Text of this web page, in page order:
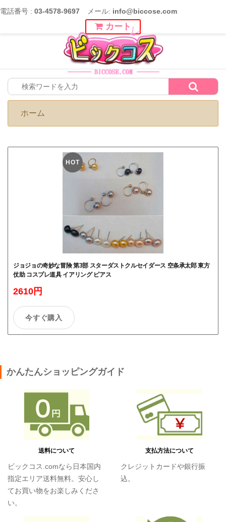
電話番号 : 03-4578-9697 メール: info@biccose.com
カート
ホーム
HOT
ジョジョの奇妙な冒険 第3部 スターダストクルセイダース 空条承太郎 東方
仗助 コスプレ道具 イアリング ピアス
2610円
今すぐ購入
かんたんショッピングガイド
送料について
ビックコス.comなら日本国内
指定エリア送料無料。安心し
てお買い物をお楽しみくださ
い。
支払方法について
クレジットカードや銀行振
込。